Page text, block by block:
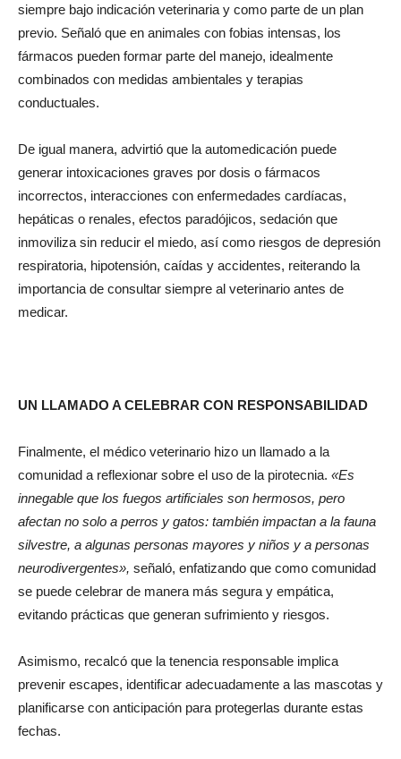
siempre bajo indicación veterinaria y como parte de un plan
previo. Señaló que en animales con fobias intensas, los
fármacos pueden formar parte del manejo, idealmente
combinados con medidas ambientales y terapias
conductuales.
De igual manera, advirtió que la automedicación puede
generar intoxicaciones graves por dosis o fármacos
incorrectos, interacciones con enfermedades cardíacas,
hepáticas o renales, efectos paradójicos, sedación que
inmoviliza sin reducir el miedo, así como riesgos de depresión
respiratoria, hipotensión, caídas y accidentes, reiterando la
importancia de consultar siempre al veterinario antes de
medicar.
UN LLAMADO A CELEBRAR CON RESPONSABILIDAD
Finalmente, el médico veterinario hizo un llamado a la
comunidad a reflexionar sobre el uso de la pirotecnia. «Es
innegable que los fuegos artificiales son hermosos, pero
afectan no solo a perros y gatos: también impactan a la fauna
silvestre, a algunas personas mayores y niños y a personas
neurodivergentes», señaló, enfatizando que como comunidad
se puede celebrar de manera más segura y empática,
evitando prácticas que generan sufrimiento y riesgos.
Asimismo, recalcó que la tenencia responsable implica
prevenir escapes, identificar adecuadamente a las mascotas y
planificarse con anticipación para protegerlas durante estas
fechas.